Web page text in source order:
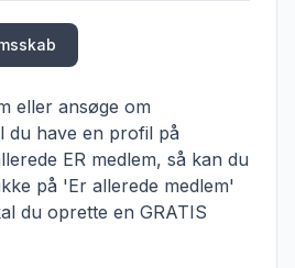
eller ansøge om
du have en profil på
ER medlem, så kan du
på 'Er allerede medlem'
du oprette en GRATIS